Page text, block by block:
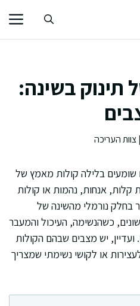
תינוק בשינה:
בלילה קולות מאמץ של
קלות, אנחות, נהמות או קולות
בחלק נורמלי מהשינה של
כשהנשימה, העיכול והמעבר
ועדיין, יש מצבים שבהם הקולות
או לקושי נשימתי שמצריך